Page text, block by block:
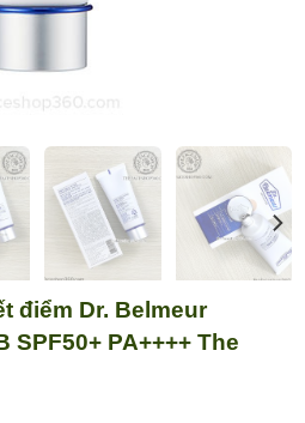
điểm Dr. Belmeur
SPF50+ PA++++ The